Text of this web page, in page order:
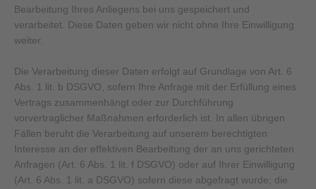
Bearbeitung Ihres Anliegens bei uns gespeichert und
verarbeitet. Diese Daten geben wir nicht ohne Ihre Einwilligung
weiter.
Die Verarbeitung dieser Daten erfolgt auf Grundlage von Art. 6
Abs. 1 lit. b DSGVO, sofern Ihre Anfrage mit der Erfüllung eines
Vertrags zusammenhängt oder zur Durchführung
vorvertraglicher Maßnahmen erforderlich ist. In allen übrigen
Fällen beruht die Verarbeitung auf unserem berechtigten
Interesse an der effektiven Bearbeitung der an uns gerichteten
Anfragen (Art. 6 Abs. 1 lit. f DSGVO) oder auf Ihrer Einwilligung
(Art. 6 Abs. 1 lit. a DSGVO) sofern diese abgefragt wurde; die